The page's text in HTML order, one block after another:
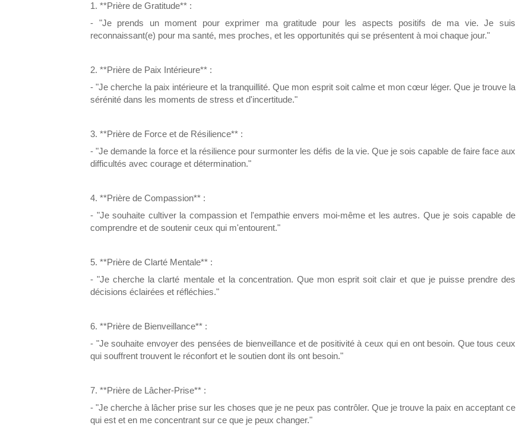
1. **Prière de Gratitude** :
- "Je prends un moment pour exprimer ma gratitude pour les aspects positifs de ma vie. Je suis
reconnaissant(e) pour ma santé, mes proches, et les opportunités qui se présentent à moi chaque jour."
2. **Prière de Paix Intérieure** :
- "Je cherche la paix intérieure et la tranquillité. Que mon esprit soit calme et mon cœur léger. Que je trouve la
sérénité dans les moments de stress et d'incertitude."
3. **Prière de Force et de Résilience** :
- "Je demande la force et la résilience pour surmonter les défis de la vie. Que je sois capable de faire face aux
difficultés avec courage et détermination."
4. **Prière de Compassion** :
- "Je souhaite cultiver la compassion et l'empathie envers moi-même et les autres. Que je sois capable de
comprendre et de soutenir ceux qui m'entourent."
5. **Prière de Clarté Mentale** :
- "Je cherche la clarté mentale et la concentration. Que mon esprit soit clair et que je puisse prendre des
décisions éclairées et réfléchies."
6. **Prière de Bienveillance** :
- "Je souhaite envoyer des pensées de bienveillance et de positivité à ceux qui en ont besoin. Que tous ceux
qui souffrent trouvent le réconfort et le soutien dont ils ont besoin."
7. **Prière de Lâcher-Prise** :
- "Je cherche à lâcher prise sur les choses que je ne peux pas contrôler. Que je trouve la paix en acceptant ce
qui est et en me concentrant sur ce que je peux changer."